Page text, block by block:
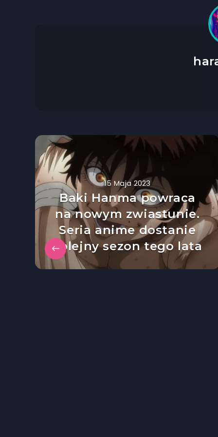
15 Maja 2023
Baki Hanma powraca
na nowym zwiastunie.
Seria anime dostanie
kolejny sezon tego lata